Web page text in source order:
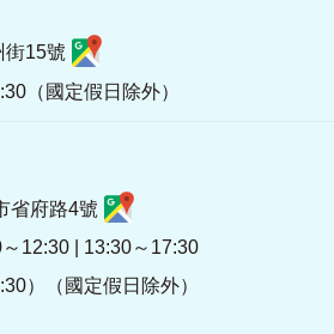
街15號
（國定假日除外）
省府路4號
12:30 | 13:30～17:30
）（國定假日除外）